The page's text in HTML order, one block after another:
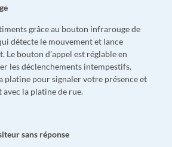
grâce au bouton infrarouge de
détecte le mouvement et lance
Le bouton d’appel est réglable en
les déclenchements intempestifs.
platine pour signaler votre présence et
la platine de rue.
sans réponse